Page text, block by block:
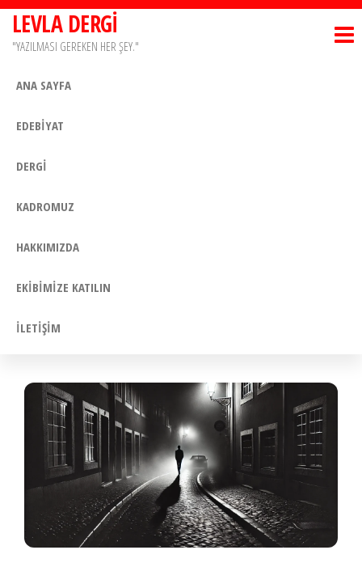
İçeriğe
atlaLEVLA DERGİ
"YAZILMASI GEREKEN HER ŞEY."
ANA SAYFA
EDEBİYAT
DERGİ
KADROMUZ
HAKKIMIZDA
EKİBİMİZE KATILIN
İLETİŞİM